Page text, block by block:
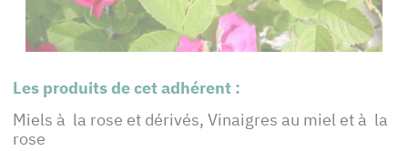
Les produits de cet adhérent :
Miels à la rose et dérivés, Vinaigres au miel et à la
rose